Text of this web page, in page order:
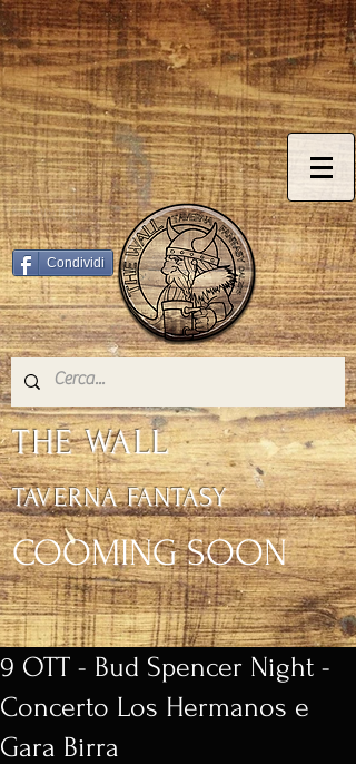
© Copyright
Condividi
THE WALL
TAVERNA FANTASY
COOMING SOON
9 OTT - Bud Spencer Night -
Concerto Los Hermanos e
Gara Birra